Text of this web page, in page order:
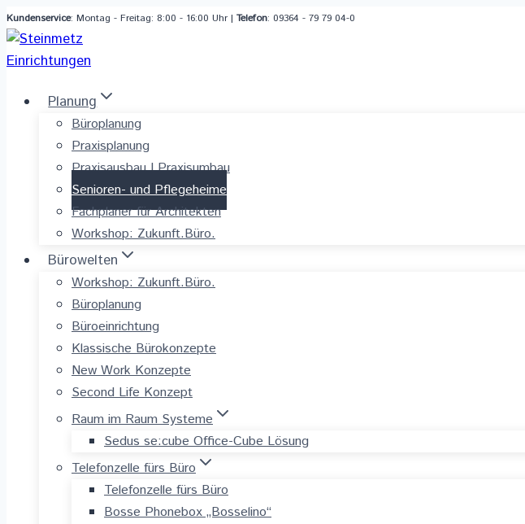
Zum
Inhalt
springen
Kundenservice: Montag - Freitag: 8:00 - 16:00 Uhr | Telefon: 09364 - 79 79 04-0
Planung
Büroplanung
Praxisplanung
Praxisausbau I Praxisumbau
Senioren- und Pflegeheime
Fachplaner für Architekten
Workshop: Zukunft.Büro.
Bürowelten
Workshop: Zukunft.Büro.
Büroplanung
Büroeinrichtung
Klassische Bürokonzepte
New Work Konzepte
Second Life Konzept
Raum im Raum Systeme
Sedus se:cube Office-Cube Lösung
Telefonzelle fürs Büro
Telefonzelle fürs Büro
Bosse Phonebox „Bosselino“